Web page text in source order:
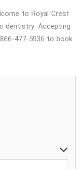
to Royal Crest
dentistry. Accepting
477-5936 to book